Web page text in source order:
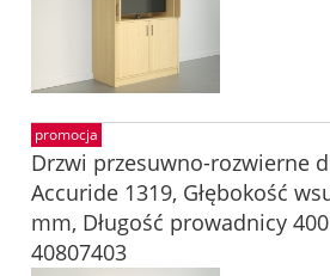
Drzwi przesuwno-rozwierne
Accuride 1319, Głębokość
mm, Długość prowadnicy 400
40807403
promocja